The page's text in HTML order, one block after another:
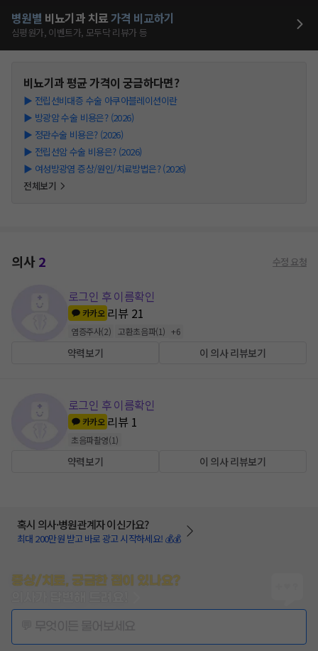
병원별 비뇨기과 치료가격 비교하기
심평원가, 이벤트가, 모두닥 리뷰가 등
비뇨기과평균 가격이 궁금하다면?
▶ 전립선비대증 수술 아쿠아블레이션이란
▶ 방광암 수술 비용은? (2026)
▶ 정관수술 비용은? (2026)
▶ 전립선암 수술 비용은? (2026)
▶ 여성방광염 증상/원인/치료방법은? (2026)
전체보기
의사2 수정 요청
로그인 후 이름확인
카카오 리뷰 21
염증주사(2) 고환초음파(1) +6
약력보기 이 의사 리뷰보기
로그인 후 이름확인
카카오 리뷰 1
초음파촬영(1)
약력보기 이 의사 리뷰보기
혹시 의사·병원관계자 이신가요?
최대 200만원 받고 바로 광고 시작하세요! 💰💰
증상/치료, 궁금한 점이 있나요?